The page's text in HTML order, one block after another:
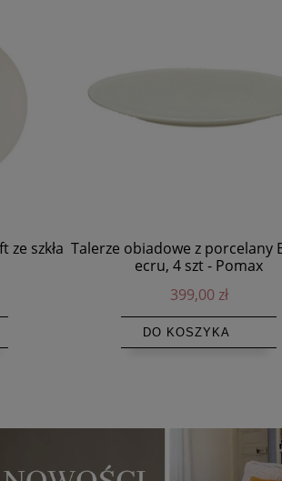
ze szkła Talerze obiadowe z porcelany
ecru, 4 szt - Pomax
399,00 zł
DO KOSZYKA